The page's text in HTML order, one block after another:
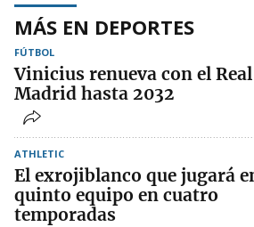
MÁS EN DEPORTES
FÚTBOL
Vinicius renueva con el Real
Madrid hasta 2032
ATHLETIC
El exrojiblanco que jugará
quinto equipo en cuatro
temporadas